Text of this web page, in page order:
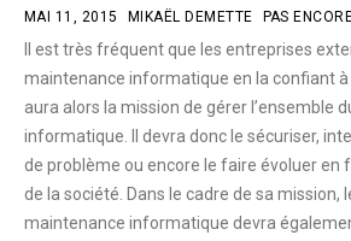
MAI 11, 2015 MIKAËL DEMETTE PAS
Il est très fréquent que les entreprises
maintenance informatique en la confiant
aura alors la mission de gérer l’ensemble
informatique. Il devra donc le sécuriser,
de problème ou encore le faire évoluer en
de la société. Dans le cadre de sa mission,
maintenance informatique devra